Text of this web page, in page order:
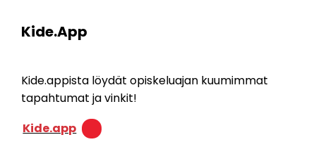
Kide.App
Kide.appista löydät opiskeluajan kuumimmat
tapahtumat ja vinkit!
Kide.app